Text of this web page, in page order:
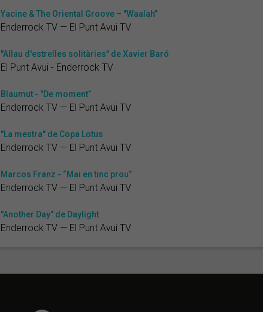
Yacine & The Oriental Groove – "Waalah”
Enderrock TV — El Punt Avui TV
"Allau d'estrelles solitàries" de Xavier Baró
El Punt Avui - Enderrock TV
Blaumut - "De moment”
Enderrock TV — El Punt Avui TV
"La mestra" de Copa Lotus
Enderrock TV — El Punt Avui TV
Marcos Franz - “Mai en tinc prou”
Enderrock TV — El Punt Avui TV
"Another Day" de Daylight
Enderrock TV — El Punt Avui TV